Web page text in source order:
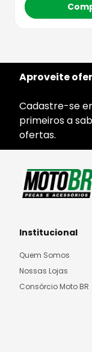
Aproveite
Cadastre-se
primeiros a
ofertas.
Institucional
Quem Somos
Nossas Lojas
Consórcio Moto BR